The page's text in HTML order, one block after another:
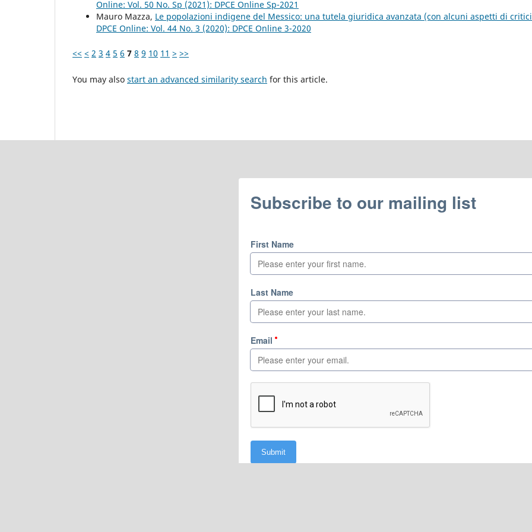
Online: Vol. 50 No. Sp (2021): DPCE Online Sp-2021
Mauro Mazza, Le popolazioni indigene del Messico: una tutela giuridica avanzata (con alcuni aspetti di
DPCE Online: Vol. 44 No. 3 (2020): DPCE Online 3-2020
<< < 2 3 4 5 6 7 8 9 10 11 > >>
You may also start an advanced similarity search for this article.